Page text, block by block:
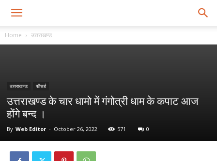
Home उत्तराखण्ड
उत्तराखण्ड फीचर्ड
उत्तराखण्ड के चार धामो में गंगोत्री धाम के कपाट आज
होंगे बन्द ।
By Web Editor - October 26, 2022 571 0